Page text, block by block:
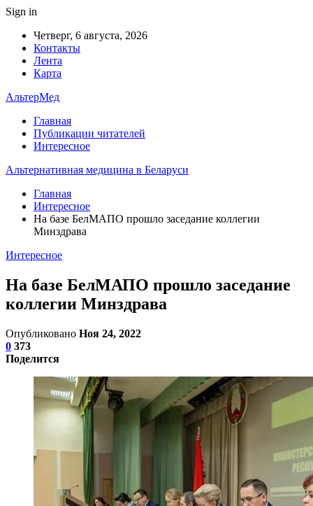
Sign in
Четверг, 6 августа, 2026
Контакты
Лента
Карта
АльтерМед
Главная
Публикации читателей
Интересное
Альтернативная медицина в Беларуси
Главная
Интересное
На базе БелМАПО прошло заседание коллегии
Минздрава
Интересное
На базе БелМАПО прошло заседание
коллегии Минздрава
Опубликовано Ноя 24, 2022
0 373
Поделится